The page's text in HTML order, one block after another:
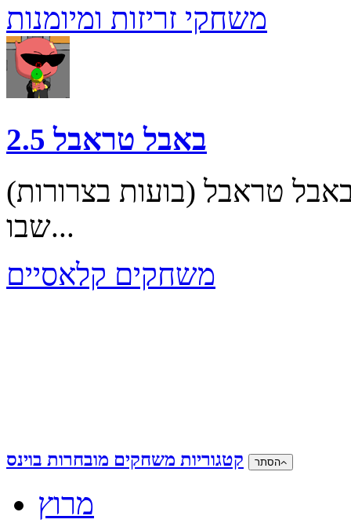
משחקי זריזות ומיומנות
באבל טראבל 2.5
טראבל (בועות בצרורות)
שבו...
משחקים קלאסיים
קטגוריות משחקים מובחרות בוינס הסתר
מרוץ